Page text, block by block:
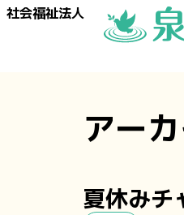
社会福祉法人
アー
夏休みチ